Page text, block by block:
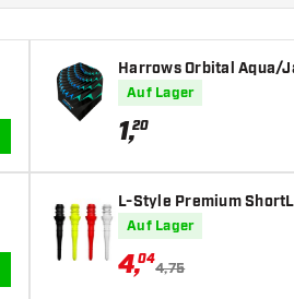
IN DEN WARENKORB
IN DEN WARENKORB
Harrows Orbital Aqua/
Auf Lager
1,20
L-Style Premium
Auf Lager
4,04
4,75